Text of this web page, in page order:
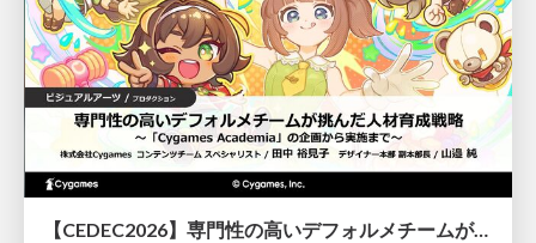
【CEDEC2026】専門性の高いデフォルメチームが挑んだ人材育成戦略 〜Cygames Academiaの企画から実施まで〜